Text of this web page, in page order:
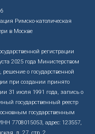
Римско-католическая
в Москве
регистрации
2025 года Министерством
о государственной
при создании принято
31 июля 1991 года, запись о
государственный реестр
государственным
7708015053, адрес: 123557,
д. 27, стр. 2